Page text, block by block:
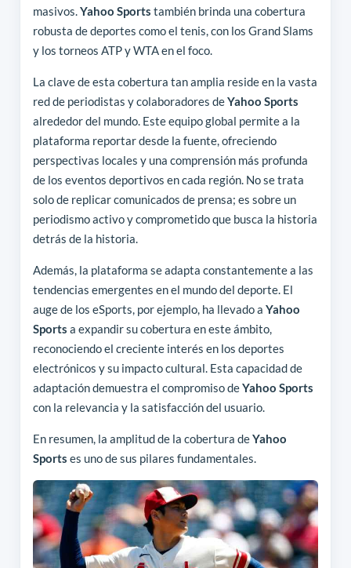
masivos.Yahoo Sports también brinda una cobertura
robusta de deportes como el tenis, con los Grand Slams
y los torneos ATP y WTA en el foco.
La clave de esta cobertura tan amplia reside en la vasta
red de periodistas y colaboradores deYahoo Sports
alrededor del mundo. Este equipo global permite a la
plataforma reportar desde la fuente, ofreciendo
perspectivas locales y una comprensión más profunda
de los eventos deportivos en cada región. No se trata
solo de replicar comunicados de prensa; es sobre un
periodismo activo y comprometido que busca la historia
detrás de la historia.
Además, la plataforma se adapta constantemente a las
tendencias emergentes en el mundo del deporte. El
auge de los eSports, por ejemplo, ha llevado a Yahoo
Sports a expandir su cobertura en este ámbito,
reconociendo el creciente interés en los deportes
electrónicos y su impacto cultural. Esta capacidad de
adaptación demuestra el compromiso deYahoo Sports
con la relevancia y la satisfacción del usuario.
En resumen, la amplitud de la cobertura deYahoo
Sports es uno de sus pilares fundamentales.